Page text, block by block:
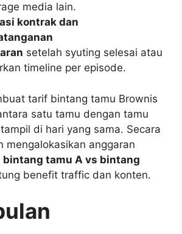
media lain.
kontrak dan
setelah syuting selesai atau
timeline per episode.
tarif bintang tamu Brownis
satu tamu dengan tamu
di hari yang sama. Secara
mengalokasikan anggaran
bintang tamu A vs bintang
benefit traffic dan konten.